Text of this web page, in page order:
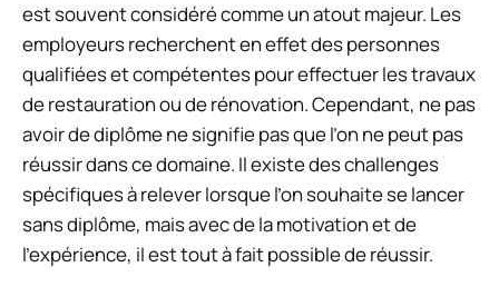
est souvent considéré comme un atout majeur. Les
employeurs recherchent en effet des personnes
qualifiées et compétentes pour effectuer les travaux
de restauration ou de rénovation. Cependant, ne pas
avoir de diplôme ne signifie pas que l’on ne peut pas
réussir dans ce domaine. Il existe des challenges
spécifiques à relever lorsque l’on souhaite se lancer
sans diplôme, mais avec de la motivation et de
l’expérience, il est tout à fait possible de réussir.